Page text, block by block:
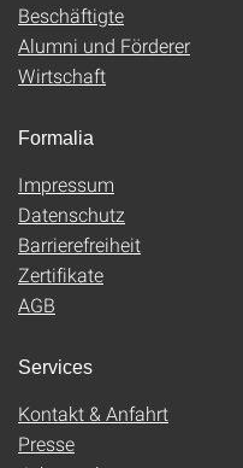
Beschäftigte
Alumni und Förderer
Wirtschaft
Formalia
Impressum
Datenschutz
Barrierefreiheit
Zertifikate
AGB
Services
Kontakt & Anfahrt
Presse